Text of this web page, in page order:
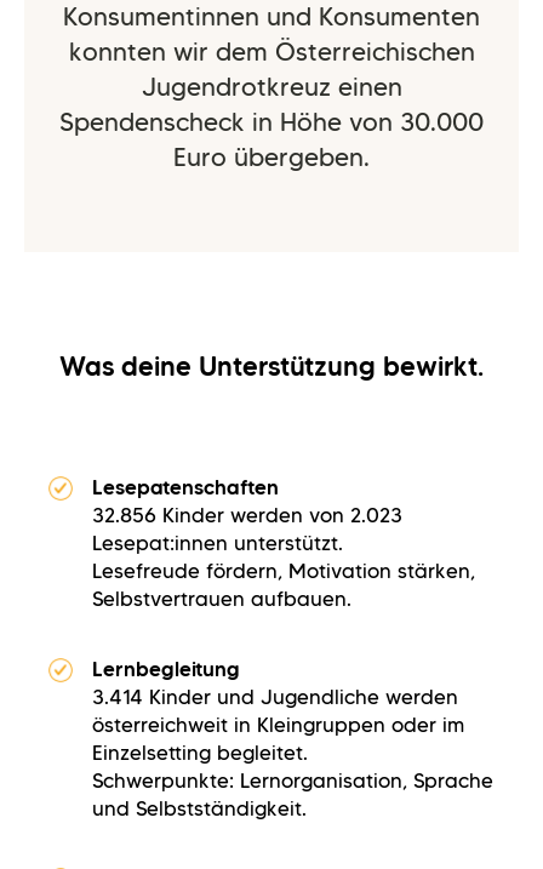
Konsumentinnen und Konsumenten
konnten wir dem Österreichischen
Jugendrotkreuz einen
Spendenscheck in Höhe von 30.000
Euro übergeben.
Was deine Unterstützung bewirkt.
Lesepatenschaften
32.856 Kinder werden von 2.023
Lesepat:innen unterstützt.
Lesefreude fördern, Motivation stärken,
Selbstvertrauen aufbauen.
Lernbegleitung
3.414 Kinder und Jugendliche werden
österreichweit in Kleingruppen oder im
Einzelsetting begleitet.
Schwerpunkte: Lernorganisation, Sprache
und Selbstständigkeit.